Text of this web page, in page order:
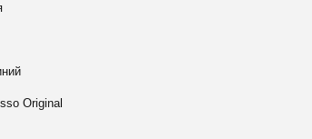
Original